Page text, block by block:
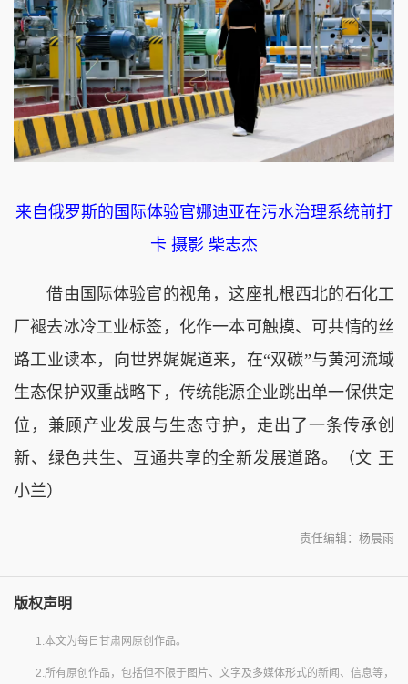
来自俄罗斯的国际体验官娜迪亚在污水治理系统前打
卡 摄影 柴志杰
借由国际体验官的视角，这座扎根西北的石化工
厂褪去冰冷工业标签，化作一本可触摸、可共情的丝
路工业读本，向世界娓娓道来，在“双碳”与黄河流域
生态保护双重战略下，传统能源企业跳出单一保供定
位，兼顾产业发展与生态守护，走出了一条传承创
新、绿色共生、互通共享的全新发展道路。（文 王
小兰）
责任编辑：杨晨雨
版权声明
1.本文为每日甘肃网原创作品。
2.所有原创作品，包括但不限于图片、文字及多媒体形式的新闻、信息等，